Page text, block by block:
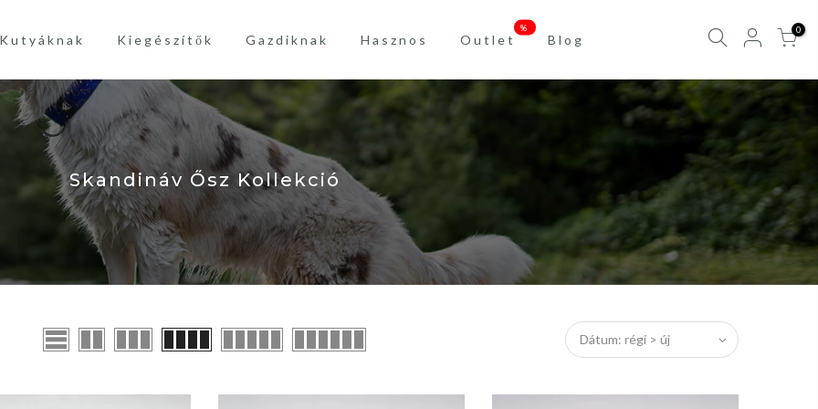
Kutyáknak Kiegészítők Gazdiknak Hasznos Outlet
%
Blog
0
Skandináv Ősz Kollekció
Dátum: régi > új